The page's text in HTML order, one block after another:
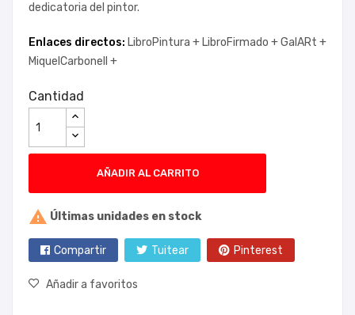
dedicatoria del pintor.
Enlaces directos: LibroPintura + LibroFirmado +GalARt +
MiquelCarbonell +
Cantidad
AÑADIR AL CARRITO
 Últimas unidades en stock
Compartir Tuitear Pinterest
Añadir a favoritos